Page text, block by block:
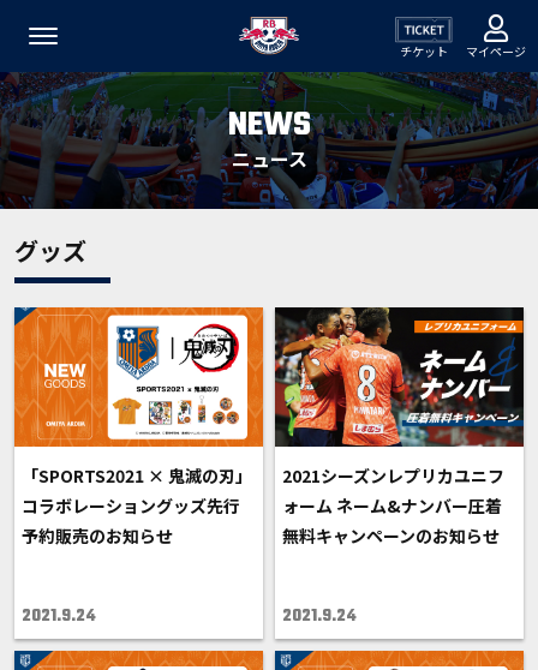
チケット マイページ
NEWS
ニュース
グッズ
「SPORTS2021 × 鬼滅の刃」
コラボレーショングッズ先行
予約販売のお知らせ
2021.9.24
2021シーズンレプリカユニフ
ォーム ネーム&ナンバー圧着
無料キャンペーンのお知らせ
2021.9.24